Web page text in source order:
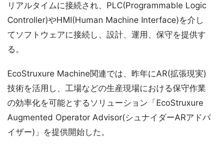
リアルタイムに接続され、PLC(Programmable Logic
Controller)やHMI(Human Machine Interface)を介し
てソフトウェアに接続し、設計、運用、保守を提供す
る。
EcoStruxure Machine関連では、昨年にAR(拡張現実)
技術を活用し、工場などの生産現場における保守作業
の効率化を可能とするソリューション「EcoStruxure
Augmented Operator Advisor(シュナイダーARアドバ
イザー)」を提供開始した。